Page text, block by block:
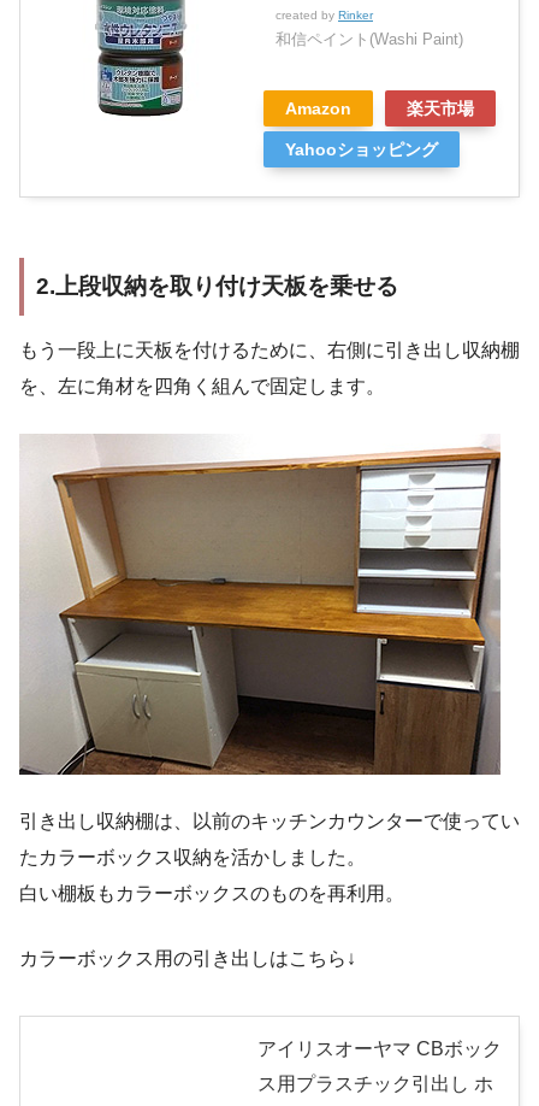
created by Rinker
和信ペイント(Washi Paint)
Amazon 楽天市場
Yahooショッピング
2.上段収納を取り付け天板を乗せる
もう一段上に天板を付けるために、右側に引き出し収納棚
を、左に角材を四角く組んで固定します。
引き出し収納棚は、以前のキッチンカウンターで使ってい
たカラーボックス収納を活かしました。
白い棚板もカラーボックスのものを再利用。
カラーボックス用の引き出しはこちら↓
アイリスオーヤマ CBボック
ス用プラスチック引出し ホ